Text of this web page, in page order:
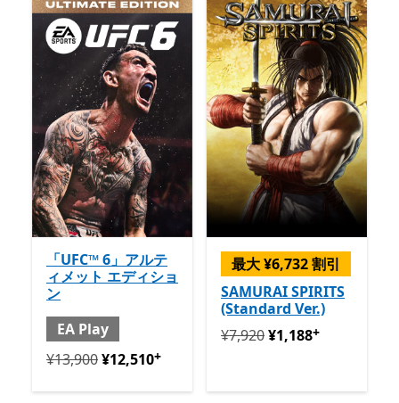
「UFC™ 6」アルテ
ィメット エディショ
ン
EA Play
定価 ¥13,900 今すぐ ¥12,510 と EA Play
¥13,900¥12,510+
最大 ¥6,732 割引
SAMURAI SPIRITS
(Standard Ver.)
定価 ¥7,920 今すぐ ¥1,188
¥7,920¥1,188+